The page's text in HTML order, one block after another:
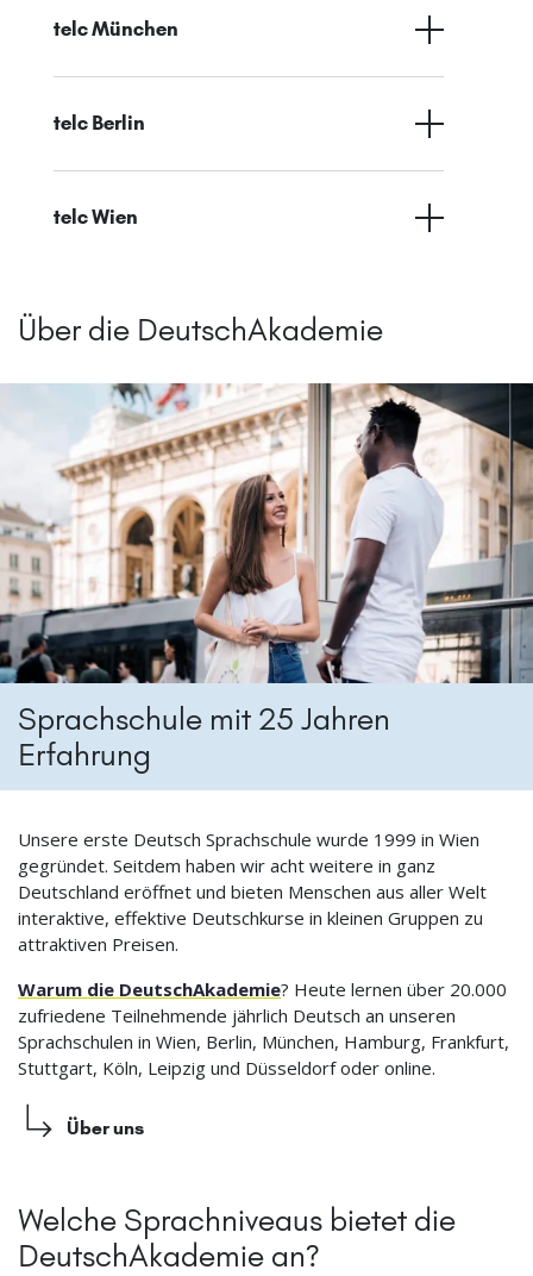
telc München
telc Berlin
telc Wien
Über die DeutschAkademie
Sprachschule mit 25 Jahren
Erfahrung
Unsere erste Deutsch Sprachschule wurde 1999 in Wien
gegründet. Seitdem haben wir acht weitere in ganz
Deutschland eröffnet und bieten Menschen aus aller Welt
interaktive, effektive Deutschkurse in kleinen Gruppen zu
attraktiven Preisen.
Warum die DeutschAkademie? Heute lernen über 20.000
zufriedene Teilnehmende jährlich Deutsch an unseren
Sprachschulen in Wien, Berlin, München, Hamburg, Frankfurt,
Stuttgart, Köln, Leipzig und Düsseldorf oder online.
Über uns
Welche Sprachniveaus bietet die
DeutschAkademie an?